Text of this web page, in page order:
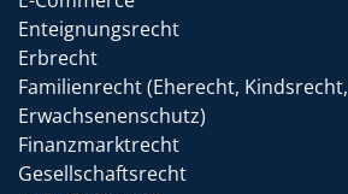
Enteignungsrecht
Erbrecht
Familienrecht (Eherecht, Kindsrecht,
Erwachsenenschutz)
Finanzmarktrecht
Gesellschaftsrecht